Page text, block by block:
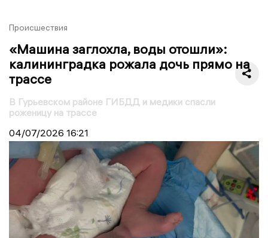
Происшествия
«Машина заглохла, воды отошли»:
калининградка рожала дочь прямо на
трассе
В Гурьевском районе ГИБДД и медики спасли
роженицу на трассе
04/07/2026 16:21